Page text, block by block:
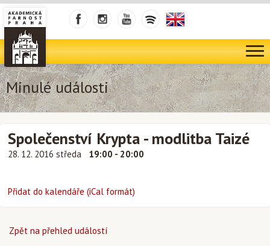
Minulé události
Společenství Krypta - modlitba Taizé
28. 12. 2016 středa 19:00 - 20:00
Přidat do kalendáře (iCal formát)
Zpět na přehled událostí